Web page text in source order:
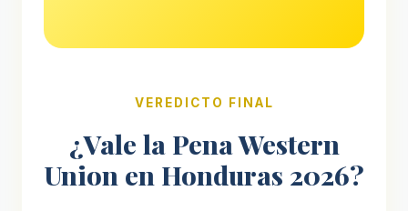
VEREDICTO FINAL
¿Vale la Pena Western
Union en Honduras 2026?